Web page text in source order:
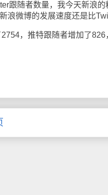
随者数量，我今天新浪的
浪微博的发展速度还是比
，推特跟随者增加了826